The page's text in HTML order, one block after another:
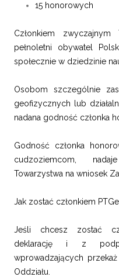
15 honorowych
Członkiem
pełnoletni obywatel
społecznie w dziedzinie
Osobom szczególnie
geofizycznych lub
nadana godność członka
Godność członka
cudzoziemcom,
Towarzystwa na wniosek
Jak zostać członkiem
Jeśli chcesz zostać
deklarację i z
wprowadzających
Oddziału.